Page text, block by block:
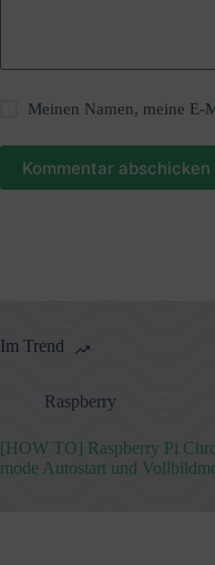
Meinen Namen, meine E-
Kommentar abschicken
Im Trend
Raspberry
[HOW TO] Raspberry Pi
mode Autostart und